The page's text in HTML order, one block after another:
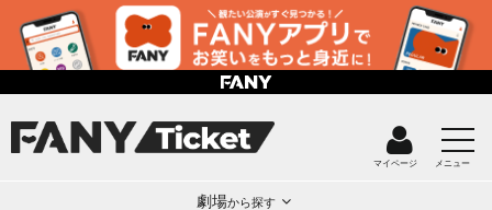
マイページ メニュー
劇場から探す